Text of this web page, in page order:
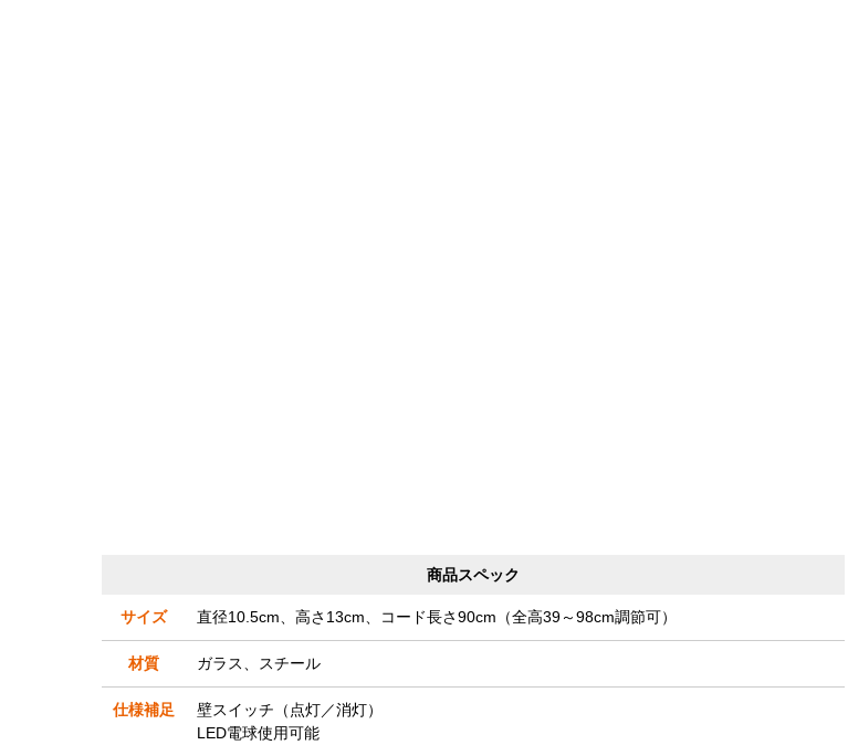
商品スペック
サイズ 直径10.5cm、高さ13cm、コード長さ90cm（全高39～98cm調節可）
材質 ガラス、スチール
仕様補足
壁スイッチ（点灯／消灯）
LED電球使用可能